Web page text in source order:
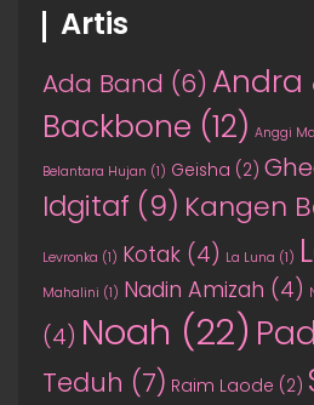
Artis
Ada Band (6) Andra
Backbone (12) Anggi
Belantara Hujan (1) Geisha (2)
Idgitaf (9) Kangen
Levronka (1) Kotak (4) La Luna (1)
Mahalini (1) Nadin Amizah (4)
(4) Noah (22)
Teduh (7) Raim Laode (2)